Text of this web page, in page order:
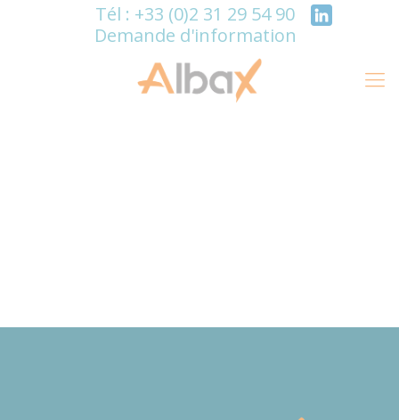
Tél : +33 (0)2 31 29 54 90
Demande d'information
Panneau de gestion des cookies